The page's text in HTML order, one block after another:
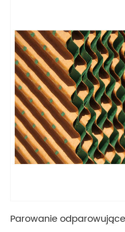
Parowanie